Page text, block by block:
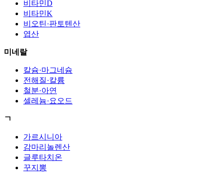
비타민D
비타민K
비오틴·판토텐산
엽산
미네랄
칼슘·마그네슘
전해질·칼륨
철분·아연
셀레늄·요오드
ㄱ
가르시니아
감마리놀렌산
글루타치온
꾸지뽕